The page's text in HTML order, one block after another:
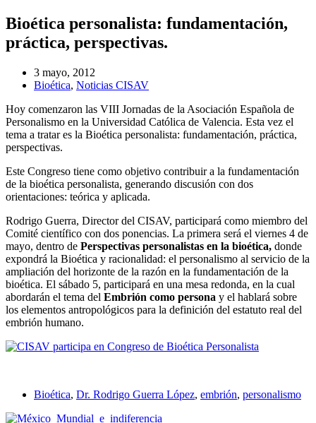
Bioética personalista: fundamentación,
práctica, perspectivas.
3 mayo, 2012
Bioética, Noticias CISAV
Hoy comenzaron las VIII Jornadas de la Asociación Española de
Personalismo en la Universidad Católica de Valencia. Esta vez el
tema a tratar es la Bioética personalista: fundamentación, práctica,
perspectivas.
Este Congreso tiene como objetivo contribuir a la fundamentación
de la bioética personalista, generando discusión con dos
orientaciones: teórica y aplicada.
Rodrigo Guerra, Director del CISAV, participará como miembro del
Comité científico con dos ponencias. La primera será el viernes 4 de
mayo, dentro de Perspectivas personalistas en la bioética, donde
expondrá la Bioética y racionalidad: el personalismo al servicio de la
ampliación del horizonte de la razón en la fundamentación de la
bioética. El sábado 5, participará en una mesa redonda, en la cual
abordarán el tema del Embrión como persona y el hablará sobre
los elementos antropológicos para la definición del estatuto real del
embrión humano.
Bioética, Dr. Rodrigo Guerra López, embrión, personalismo